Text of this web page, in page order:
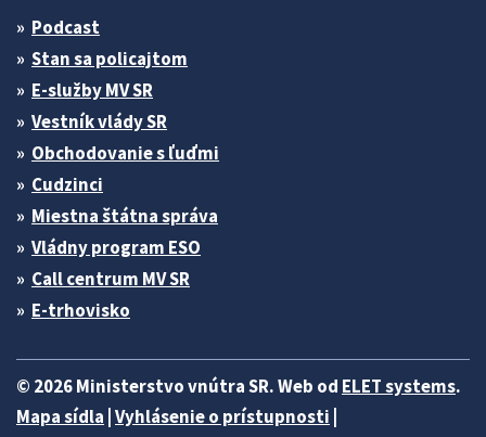
Podcast
Stan sa policajtom
E-služby MV SR
Vestník vlády SR
Obchodovanie s ľuďmi
Cudzinci
Miestna štátna správa
Vládny program ESO
Call centrum MV SR
E-trhovisko
© 2026 Ministerstvo vnútra SR. Web od ELET systems.
Mapa sídla Vyhlásenie o prístupnosti